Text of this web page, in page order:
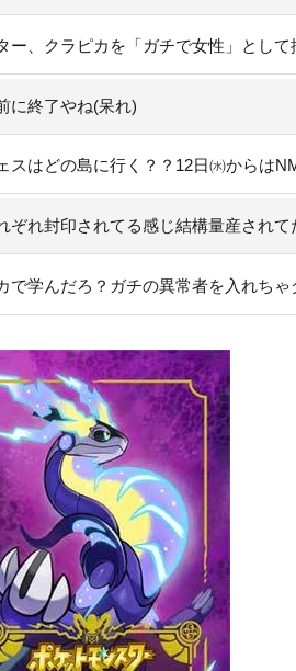
ー、クラピカを「ガチで女性」とし
に終了やね(呆れ)
スはどの島に行く？？12日㈬からは
ぞれ封印されてる感じ結構量産されて
で学んだろ？ガチの異常者を入れちゃ